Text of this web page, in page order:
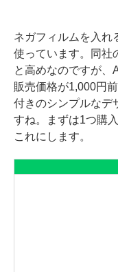
ネガフィルムを入れ
使っています。同社
と高めなのですが、
販売価格が1,000円
付きのシンプルなデ
すね。まずは1つ購
これにします。